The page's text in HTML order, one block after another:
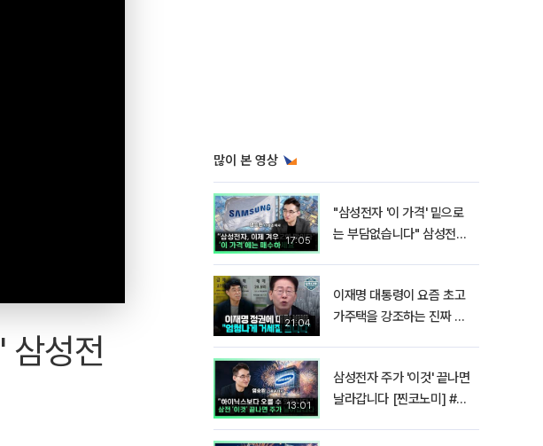
삼성전
많이 본 영상
17:05
"삼성전자 '이 가격' 밑으로
는 부담없습니다" 삼성전자
21:04
이재명 대통령이 요즘 초고
가주택을 강조하는 진짜 이
13:01
삼성전자 주가 '이것' 끝나면
날라갑니다 [찐코노미] #반